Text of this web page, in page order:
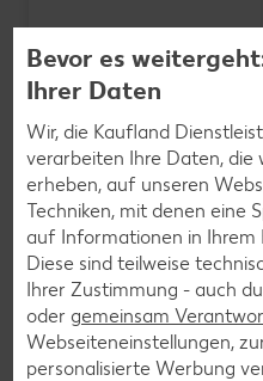
SCHWARZWALDMILCH
Bioland frische Vollmilch,
3,8 % Fett
nur
1.59
Bevor es
Ihrer Daten
Wir, die Kaufland
verarbeiten Ihre Daten, die
erheben, auf unseren
Techniken, mit denen eine
auf Informationen in Ihrem
Diese sind teilweise
Ihrer Zustimmung - auch
oder gemeinsam
Webseiteneinstellungen,
personalisierte Werbung